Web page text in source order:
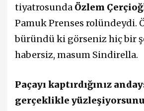
tiyatrosunda Özlem
Pamuk Prenses rolündeydi.
büründü ki görseniz hiç bir
habersiz, masum Sindirella.
Paçayı kaptırdığınız
gerçeklikle